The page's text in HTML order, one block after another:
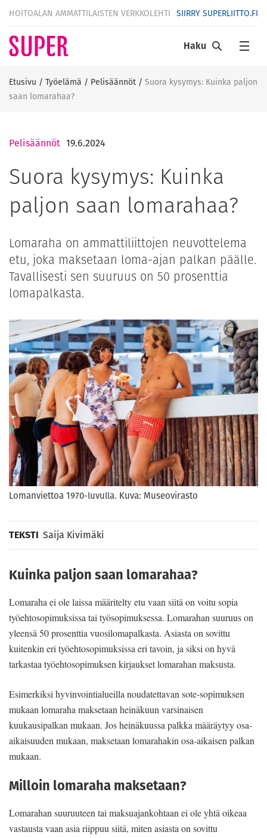
HOITOALAN AMMATTILAISTEN VERKKOLEHTI SIIRRY SUPERLIITTO.FI
Haku
Etusivu / Työelämä / Pelisäännöt / Suora kysymys: Kuinka paljon
saan lomarahaa?
Pelisäännöt 19.6.2024
Suora kysymys: Kuinka
paljon saan lomarahaa?
Lomaraha on ammattiliittojen neuvottelema
etu, joka maksetaan loma-ajan palkan päälle.
Tavallisesti sen suuruus on 50 prosenttia
lomapalkasta.
Lomanviettoa 1970-luvulla. Kuva: Museovirasto
TEKSTI Saija Kivimäki
Kuinka paljon saan lomarahaa?
Lomaraha ei ole laissa määritelty etu vaan siitä on voitu sopia
työehtosopimuksissa tai työsopimuksessa. Lomarahan suuruus on
yleensä 50 prosenttia vuosilomapalkasta. Asiasta on sovittu
kuitenkin eri työehtosopimuksissa eri tavoin, ja siksi on hyvä
tarkastaa työehtosopimuksen kirjaukset lomarahan maksusta.
Esimerkiksi hyvinvointialueilla noudatettavan sote-sopimuksen
mukaan lomaraha maksetaan heinäkuun varsinaisen
kuukausipalkan mukaan. Jos heinäkuussa palkka määräytyy osa-
aikaisuuden mukaan, maksetaan lomarahakin osa-aikaisen palkan
mukaan.
Milloin lomaraha maksetaan?
Lomarahan suuruuteen tai maksuajankohtaan ei ole yhtä oikeaa
vastausta vaan asia riippuu siitä, miten asiasta on sovittu